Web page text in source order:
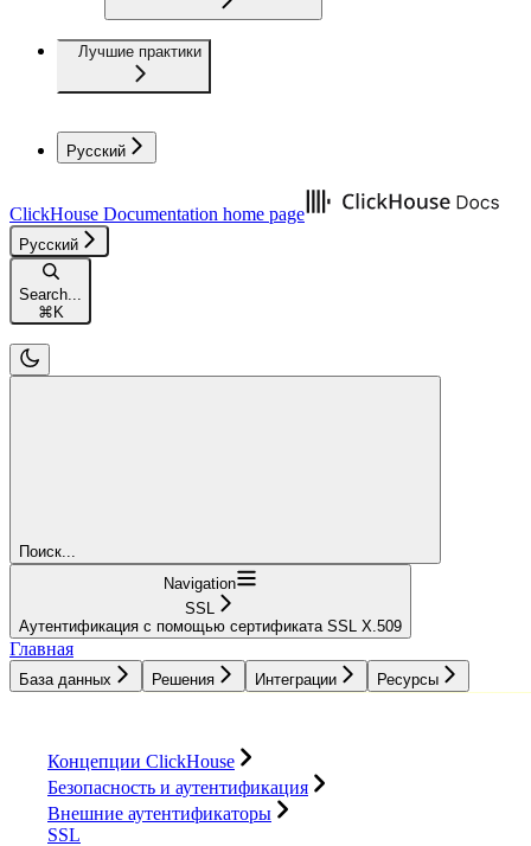
Лучшие практики
Русский
ClickHouse Documentation home page
Русский
Search...
⌘ K
Поиск...
Navigation
SSL
Аутентификация с помощью сертификата SSL X.509
Главная
База данных Решения Интеграции Ресурсы
Концепции ClickHouse
Безопасность и аутентификация
Внешние аутентификаторы
SSL